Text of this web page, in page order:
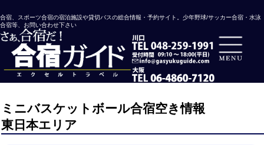
合宿、スポーツ合宿の宿泊施設や貸切バスの総合情報・予約サイト。少年野球/サッカー合宿・水泳
合宿等、お問い合わせ下さい
ミニバスケットボール合宿空き情報
東日本エリア